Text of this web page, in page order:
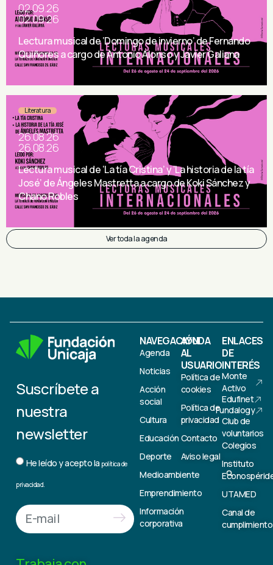
02.09.26
02.09.26
Lectura musical de ‘Domingo de invierno’ de Fernando
Quiñores a cargo de Antonio Alonso y Javier Galiana
Literatura
26.08.26
26.08.26
Lectura musical de ‘La tía Cristina’ y ‘La historia de la tía
José’ de Ángeles Mastretta a cargo de Koki Sánchez y
Chano Robles
Ver toda la agenda
Suscríbete a
nuestra
newsletter
He leído y acepto la política de
privacidad.
NAVEGACIÓN
Agenda
Noticias
Acción
social
Cultura
Educación
Deporte
Medioambiente
Emprendimiento
Información
corporativa
AYUDA
AL
USUARIO
Política de
cookies
Política de
privacidad
Contacto
Aviso legal
ENLACES
DE
INTERÉS
Monte
Activo
Edufinet
Fundalogy
Club de
voluntarios
Colegios
Instituto
UTAMED
Canal de
cumplimiento